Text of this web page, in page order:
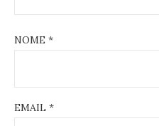
NOME *
EMAIL *